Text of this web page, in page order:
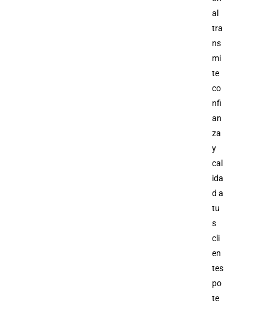
al
tra
ns
mi
te
co
nfi
an
za
y
cal
ida
d a
tu
s
cli
en
tes
po
te